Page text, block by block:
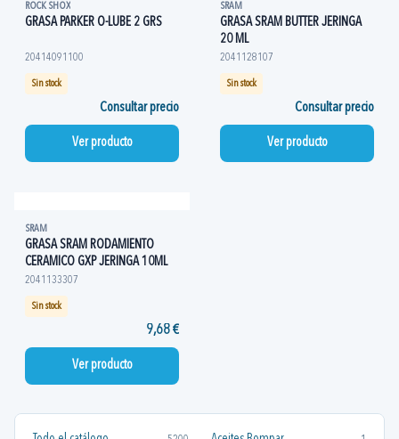
ROCK SHOX
GRASA PARKER O-LUBE 2 GRS
20414091100
Sin stock
Consultar precio
Ver producto
SRAM
GRASA SRAM BUTTER JERINGA
20 ML
2041128107
Sin stock
Consultar precio
Ver producto
SRAM
GRASA SRAM RODAMIENTO
CERAMICO GXP JERINGA 10ML
2041133307
Sin stock
9,68 €
Ver producto